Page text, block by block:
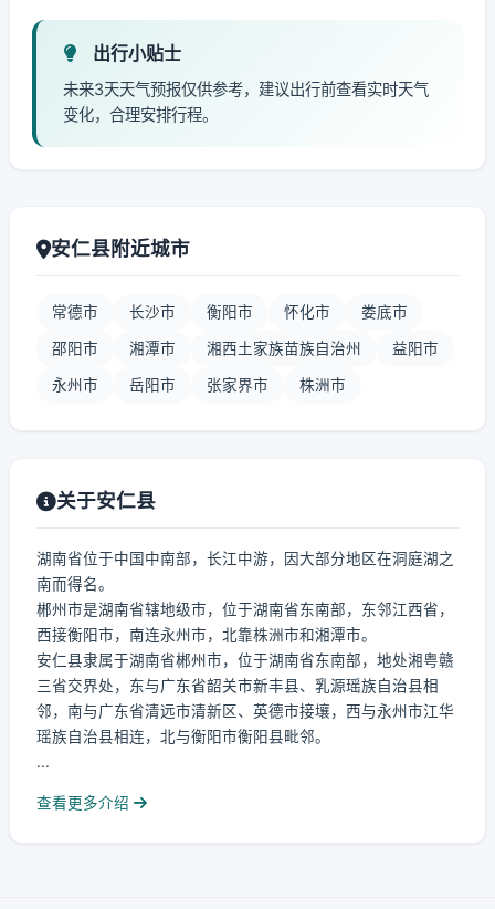
出行小贴士
未来3天天气预报仅供参考，建议出行前查看实时天气
变化，合理安排行程。
安仁县附近城市
常德市 长沙市 衡阳市 怀化市 娄底市
邵阳市 湘潭市 湘西土家族苗族自治州 益阳市
永州市 岳阳市 张家界市 株洲市
关于安仁县
湖南省位于中国中南部，长江中游，因大部分地区在洞庭湖之
南而得名。
郴州市是湖南省辖地级市，位于湖南省东南部，东邻江西省，
西接衡阳市，南连永州市，北靠株洲市和湘潭市。
安仁县隶属于湖南省郴州市，位于湖南省东南部，地处湘粤赣
三省交界处，东与广东省韶关市新丰县、乳源瑶族自治县相
邻，南与广东省清远市清新区、英德市接壤，西与永州市江华
瑶族自治县相连，北与衡阳市衡阳县毗邻。
...
查看更多介绍